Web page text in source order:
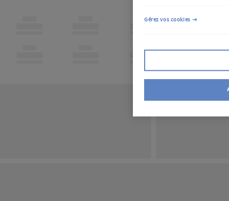
Gérez vos cookies